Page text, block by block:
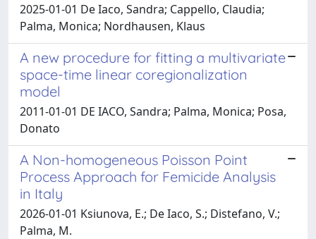
2025-01-01 De Iaco, Sandra; Cappello, Claudia;
Palma, Monica; Nordhausen, Klaus
A new procedure for fitting a multivariate
space-time linear coregionalization
model
2011-01-01 DE IACO, Sandra; Palma, Monica; Posa,
Donato
A Non-homogeneous Poisson Point
Process Approach for Femicide Analysis
in Italy
2026-01-01 Ksiunova, E.; De Iaco, S.; Distefano, V.;
Palma, M.